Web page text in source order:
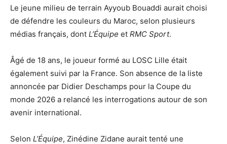
Le jeune milieu de terrain Ayyoub Bouaddi aurait choisi
de défendre les couleurs du Maroc, selon plusieurs
médias français, dont L’Équipe et RMC Sport.
Âgé de 18 ans, le joueur formé au LOSC Lille était
également suivi par la France. Son absence de la liste
annoncée par Didier Deschamps pour la Coupe du
monde 2026 a relancé les interrogations autour de son
avenir international.
Selon L’Équipe, Zinédine Zidane aurait tenté une